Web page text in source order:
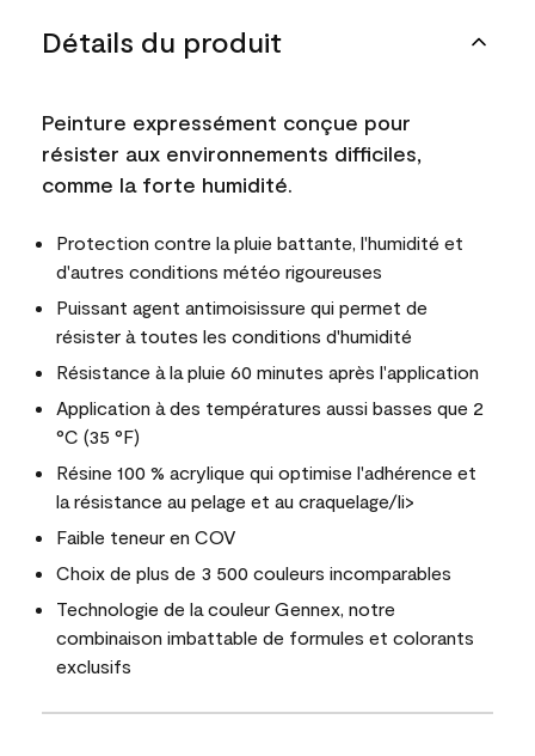
Détails du produit
Peinture expressément conçue pour
résister aux environnements difficiles,
comme la forte humidité.
Protection contre la pluie battante, l'humidité et
d'autres conditions météo rigoureuses
Puissant agent antimoisissure qui permet de
résister à toutes les conditions d'humidité
Résistance à la pluie 60 minutes après l'application
Application à des températures aussi basses que 2
°C (35 °F)
Résine 100 % acrylique qui optimise l'adhérence et
la résistance au pelage et au craquelage/li>
Faible teneur en COV
Choix de plus de 3 500 couleurs incomparables
Technologie de la couleur Gennex, notre
combinaison imbattable de formules et colorants
exclusifs